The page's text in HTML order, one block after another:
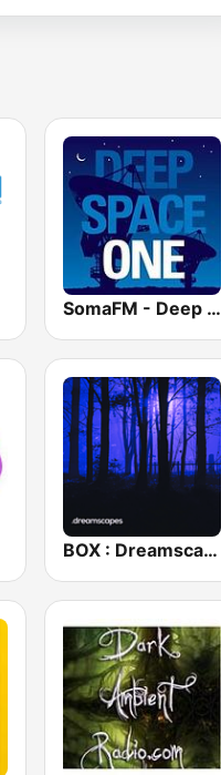
SomaFM - Deep Space One
BOX : Dreamscapes - Ambient Chill